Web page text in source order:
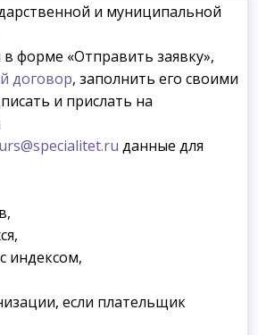
и муниципальной
в форме «Отправить заявку»,
договор, заполнить его своими
и прислать на
данные для
индексом,
если плательщик